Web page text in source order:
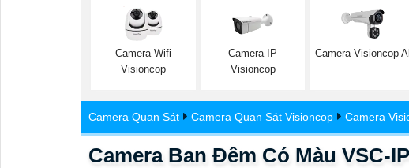
Camera Wifi
Visioncop
Camera IP
Visioncop
Camera Visioncop Al
Camera Quan Sát Camera Quan Sát Visioncop Camera
Camera Ban Đêm Có Màu VSC-